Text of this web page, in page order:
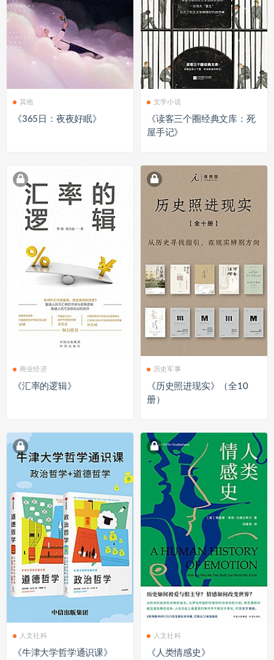
其他
《365日：夜夜好眠》
文学小说
《读客三个圈经典文库：死
屋手记》
商业经济
《汇率的逻辑》
历史军事
《历史照进现实》（全10
册）
人文社科
《牛津大学哲学通识课》
人文社科
《人类情感史》